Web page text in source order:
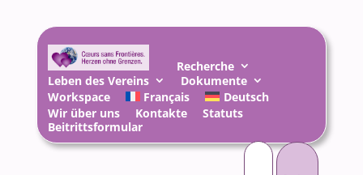
Recherche
Leben des Vereins
Dokumente
Workspace
Français
Deutsch
Wir über uns
Kontakte
Statuts
Beitrittsformular
Suchen
nach: